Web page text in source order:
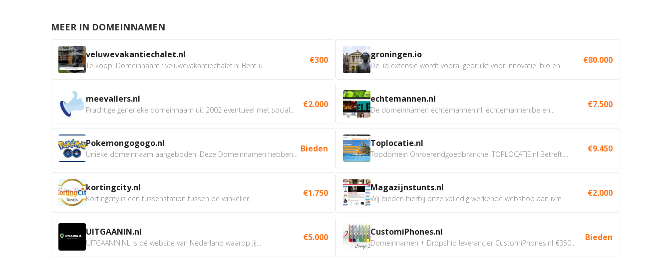
MEER IN DOMEINNAMEN
veluwevakantiechalet.nl
Te koop: Domeinnaam : veluwevakantiechalet.nl Bent u...
€300
meevallers.nl
Prachtige generieke domeinnaam uit 2002 eventueel met social...
€2.000
Pokemongogogo.nl
Unieke domeinnaam aangeboden. Deze Domeinnamen hebben...
Bieden
kortingcity.nl
Kortingcity is een tussenstation tussen de winkelier,...
€1.750
UITGAANIN.nl
UITGAANIN.NL is dé website van Nederland waarop jij...
€5.000
groningen.io
De .io extensie wordt vooral gebruikt voor innovatie, bio en...
€80.000
echtemannen.nl
De domeinnamen echtemannen.nl, echtemannen.be en...
€7.500
Toplocatie.nl
Topdomein Onroerendgoedbranche: TOPLOCATIE.nl Betreft:...
€9.450
Magazijnstunts.nl
Wij bieden hierbij onze volledig werkende webshop aan ivm...
€2.000
CustomiPhones.nl
Domeinnamen + Dropship leverancier CustomiPhones.nl €350...
Bieden